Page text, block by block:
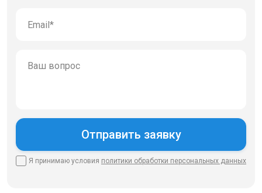
Я принимаю условия политики обработки персональных данных